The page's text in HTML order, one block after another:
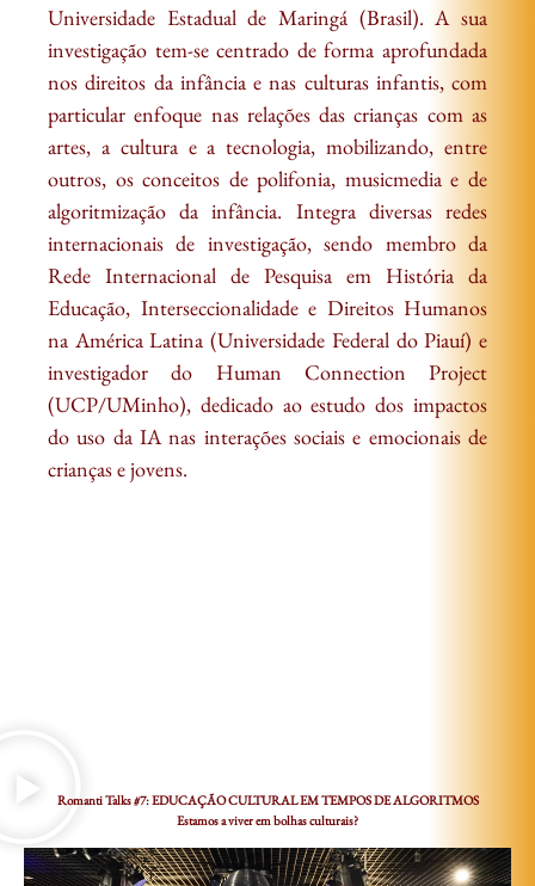
Universidade Estadual de Maringá (Brasil). A sua
investigação tem-se centrado de forma aprofundada
nos direitos da infância e nas culturas infantis, com
particular enfoque nas relações das crianças com as
artes, a cultura e a tecnologia, mobilizando, entre
outros, os conceitos de polifonia, musicmedia e de
algoritmização da infância. Integra diversas redes
internacionais de investigação, sendo membro da
Rede Internacional de Pesquisa em História da
Educação, Interseccionalidade e Direitos Humanos
na América Latina (Universidade Federal do Piauí) e
investigador do Human Connection Project
(UCP/UMinho), dedicado ao estudo dos impactos
do uso da IA nas interações sociais e emocionais de
crianças e jovens.
Romanti Talks #7: EDUCAÇÃO CULTURAL EM TEMPOS DE ALGORITMOS
Estamos a viver em bolhas culturais?